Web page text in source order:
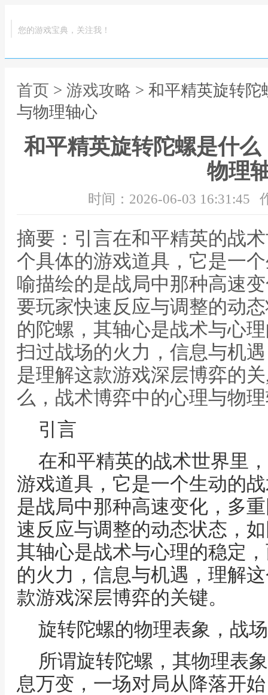
您的游戏宝典，关注我！
首页 > 游戏攻略 > 和平精英旋转
与物理轴心
和平精英旋转陀螺是什
物理
时间：2026-06-03 16:31:45
摘要：引言在和平精英的战
个具体的游戏道具，它是一
喻描绘的是战局中那种高速
要玩家快速反应与调整的动
的陀螺，其轴心是战术与心
扫过战场的火力，信息与机
是理解这款游戏深层博弈的
么，战术博弈中的心理与物
引言
在和平精英的战术世界里
游戏道具，它是一个生动的
是战局中那种高速变化，多
速反应与调整的动态状态，
其轴心是战术与心理的稳定
的火力，信息与机遇，理解
款游戏深层博弈的关键。
旋转陀螺的物理表象，战
所谓旋转陀螺，其物理表
息万变，一场对局从降落开